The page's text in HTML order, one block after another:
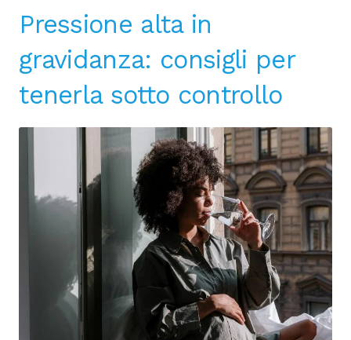
Pressione alta in
gravidanza: consigli per
tenerla sotto controllo